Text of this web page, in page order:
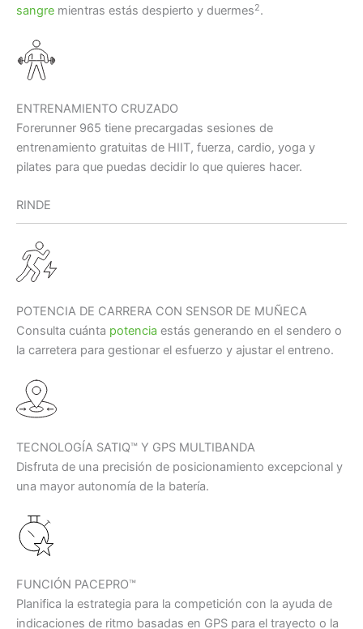
sangre mientras estás despierto y duermes2.
ENTRENAMIENTO CRUZADO
Forerunner 965 tiene precargadas sesiones de
entrenamiento gratuitas de HIIT, fuerza, cardio, yoga y
pilates para que puedas decidir lo que quieres hacer.
RINDE
POTENCIA DE CARRERA CON SENSOR DE MUÑECA
Consulta cuánta potencia estás generando en el sendero o
la carretera para gestionar el esfuerzo y ajustar el entreno.
TECNOLOGÍA SATIQ™ Y GPS MULTIBANDA
Disfruta de una precisión de posicionamiento excepcional y
una mayor autonomía de la batería.
FUNCIÓN PACEPRO™
Planifica la estrategia para la competición con la ayuda de
indicaciones de ritmo basadas en GPS para el trayecto o la